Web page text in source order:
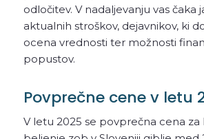
odločitev. V nadaljevanju vas čaka
aktualnih stroškov, dejavnikov, ki
ocena vrednosti ter možnosti
popustov.
Povprečne cene v letu
V letu 2025 se povprečna cena za